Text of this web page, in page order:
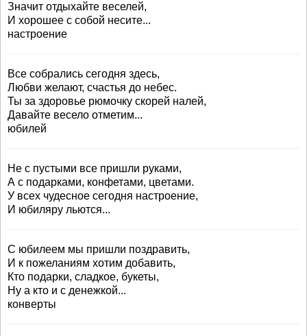
Значит отдыхайте веселей,
И хорошее с собой несите...
настроение
Все собрались сегодня здесь,
Любви желают, счастья до небес.
Ты за здоровье рюмочку скорей налей,
Давайте весело отметим...
юбилей
Не с пустыми все пришли руками,
А с подарками, конфетами, цветами.
У всех чудесное сегодня настроение,
И юбиляру льются...
С юбилеем мы пришли поздравить,
И к пожеланиям хотим добавить,
Кто подарки, сладкое, букеты,
Ну а кто и с денежкой...
конверты